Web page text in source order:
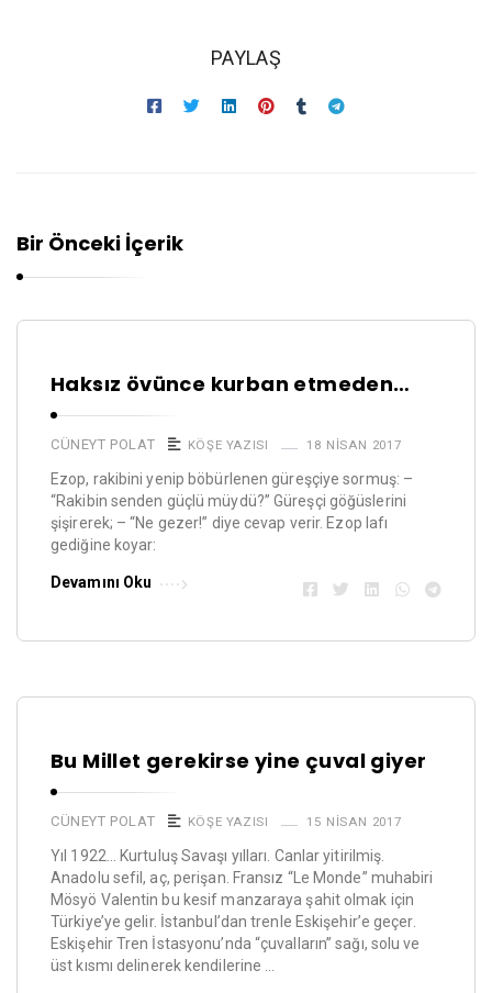
PAYLAŞ
Bir Önceki İçerik
Haksız övünce kurban etmeden…
CÜNEYT POLAT KÖŞE YAZISI 18 NISAN 2017
Ezop, rakibini yenip böbürlenen güreşçiye sormuş: –
“Rakibin senden güçlü müydü?” Güreşçi göğüslerini
şişirerek; – “Ne gezer!” diye cevap verir. Ezop lafı
gediğine koyar:
Devamını Oku
Bu Millet gerekirse yine çuval giyer
CÜNEYT POLAT KÖŞE YAZISI 15 NISAN 2017
Yıl 1922… Kurtuluş Savaşı yılları. Canlar yitirilmiş.
Anadolu sefil, aç, perişan. Fransız “Le Monde” muhabiri
Mösyö Valentin bu kesif manzaraya şahit olmak için
Türkiye’ye gelir. İstanbul’dan trenle Eskişehir’e geçer.
Eskişehir Tren İstasyonu’nda “çuvalların” sağı, solu ve
üst kısmı delinerek kendilerine …